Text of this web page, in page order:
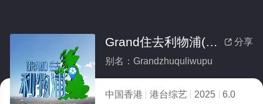
 分享
Grand住去利物浦(全集)
别名：Grandzhuquliwupu
中国香港 港台综艺 2025
6.0